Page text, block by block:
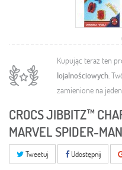
Kupując teraz ten
lojalnościowych.
zamienione na
CROCS JIBBITZ™
MARVEL SPIDER-
Tweetuj Udostępnij